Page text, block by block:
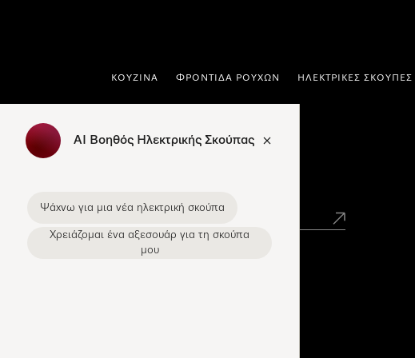
ΚΟΥΖΊΝΑ ΦΡΟΝΤΊΔΑ ΡΟΎΧΩΝ ΗΛΕΚΤΡΙΚΈΣ ΣΚΟΎΠΕΣ
AI Βοηθός Ηλεκτρικής Σκούπας
Ψάχνω για μια νέα ηλεκτρική σκούπα
Χρειάζομαι ένα αξεσουάρ για τη σκούπα
μου